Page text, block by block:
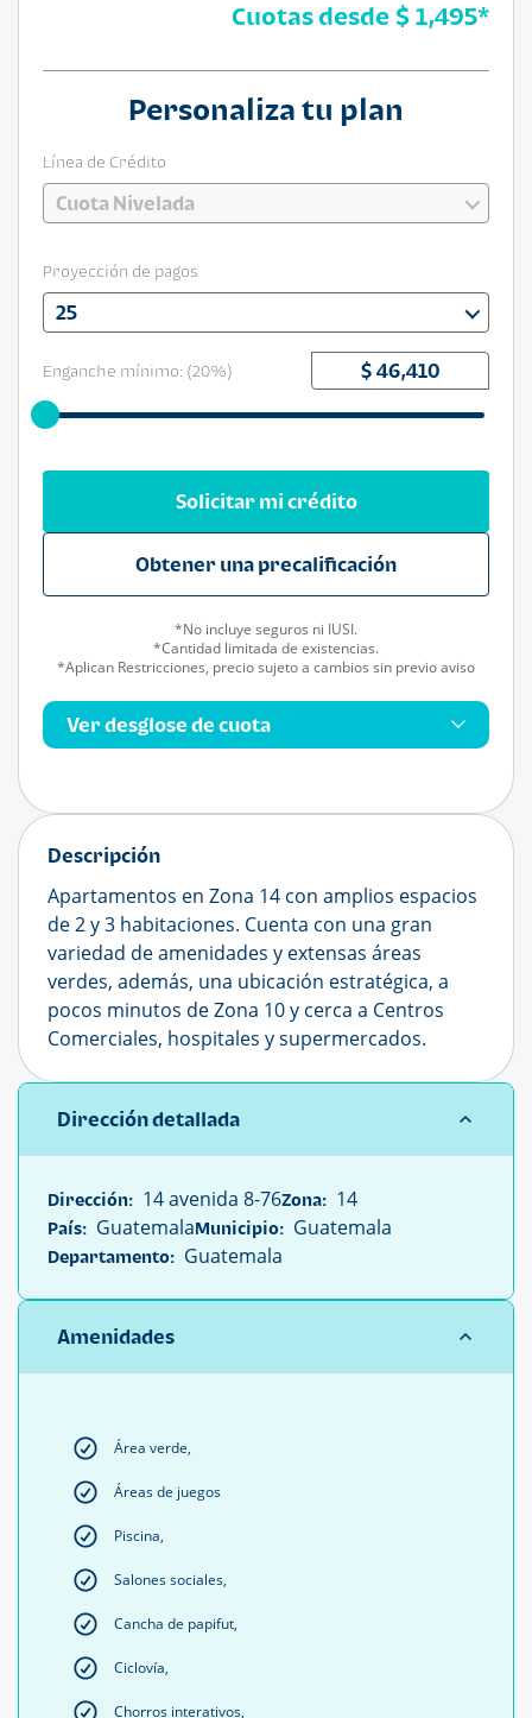
Descripción
Apartamentos en Zona 14 con amplios espacios
de 2 y 3 habitaciones. Cuenta con una gran
variedad de amenidades y extensas áreas
verdes, además, una ubicación estratégica, a
pocos minutos de Zona 10 y cerca a Centros
Comerciales, hospitales y supermercados.
Dirección detallada
Dirección: 14 avenida 8-76Zona: 14
País: GuatemalaMunicipio: Guatemala
Departamento: Guatemala
Amenidades
Área verde,
Áreas de juegos
Piscina,
Salones sociales,
Cancha de papifut,
Ciclovía,
Chorros interativos,
Cuotas desde $ 1,495*
Personaliza tu plan
Línea de Crédito
Cuota Nivelada
Proyección de pagos
25
Enganche mínimo: (20%)
Ver desglose de cuota
Solicitar mi crédito
Obtener una precalificación
*No incluye seguros ni IUSI.
*Cantidad limitada de existencias.
*Aplican Restricciones, precio sujeto a cambios sin previo aviso